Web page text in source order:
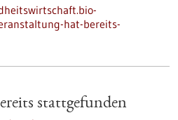
hat-bereits-
stattgefunden